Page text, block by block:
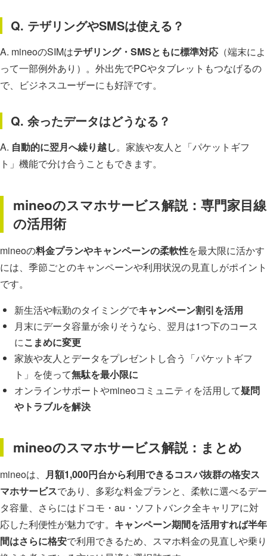
Q. テザリングやSMSは使える？
A. mineoのSIMはテザリング・SMSともに標準対応 （端末によ
って一部例外あり）。外出先でPCやタブレットもつなげるの
で、ビジネスユーザーにも好評です。
Q. 余ったデータはどうなる？
A. 自動的に翌月へ繰り越し。家族や友人と「パケットギフ
ト」機能で分け合うこともできます。
mineoのスマホサービス解説：専門家目線
の活用術
mineoの料金プランやキャンペーンの柔軟性を最大限に活かす
には、季節ごとのキャンペーンや利用状況の見直しがポイント
です。
新生活や転勤のタイミングでキャンペーン割引を活用
月末にデータ容量が余りそうなら、翌月は1つ下のコース
にこまめに変更
家族や友人とデータをプレゼントし合う「パケットギフ
ト」を使って無駄を最小限に
オンラインサポートやmineoコミュニティを活用して疑問
やトラブルを解決
mineoのスマホサービス解説：まとめ
mineoは、 月額1,000円台から利用できるコスパ抜群の格安ス
マホサービスであり、多彩な料金プランと、柔軟に選べるデー
タ容量、さらにはドコモ・au・ソフトバンク全キャリアに対
応した利便性が魅力です。 キャンペーン期間を活用すれば半年
間はさらに格安で利用できるため、スマホ料金の見直しや乗り